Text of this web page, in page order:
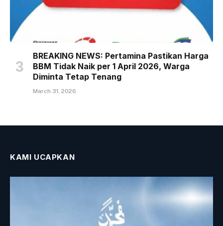
BREAKING NEWS: Pertamina Pastikan Harga
BBM Tidak Naik per 1 April 2026, Warga
Diminta Tetap Tenang
March 31, 2026
KAMI UCAPKAN